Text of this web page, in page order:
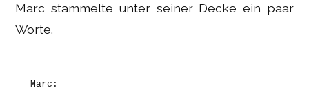
Marc stammelte unter seiner Decke ein paar
Worte.
Marc: